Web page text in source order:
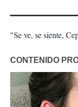
"Se ve, se siente,